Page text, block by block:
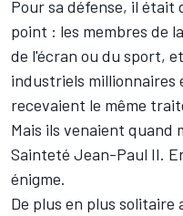
Pour sa défense, il
point : les membres de
de l'écran ou du sport,
industriels millionnaires
recevaient le même
Mais ils venaient quand
Sainteté Jean-Paul II.
énigme.
De plus en plus